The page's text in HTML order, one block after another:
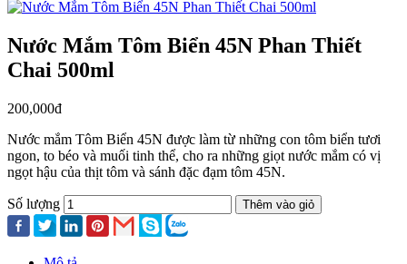
Nước Mắm Tôm Biển 45N Phan Thiết
Chai 500ml
200,000đ
Nước mắm Tôm Biển 45N được làm từ những con tôm biển tươi
ngon, to béo và muối tinh thể, cho ra những giọt nước mắm có vị
ngọt hậu của thịt tôm và sánh đặc đạm tôm 45N.
Số lượng Thêm vào giỏ